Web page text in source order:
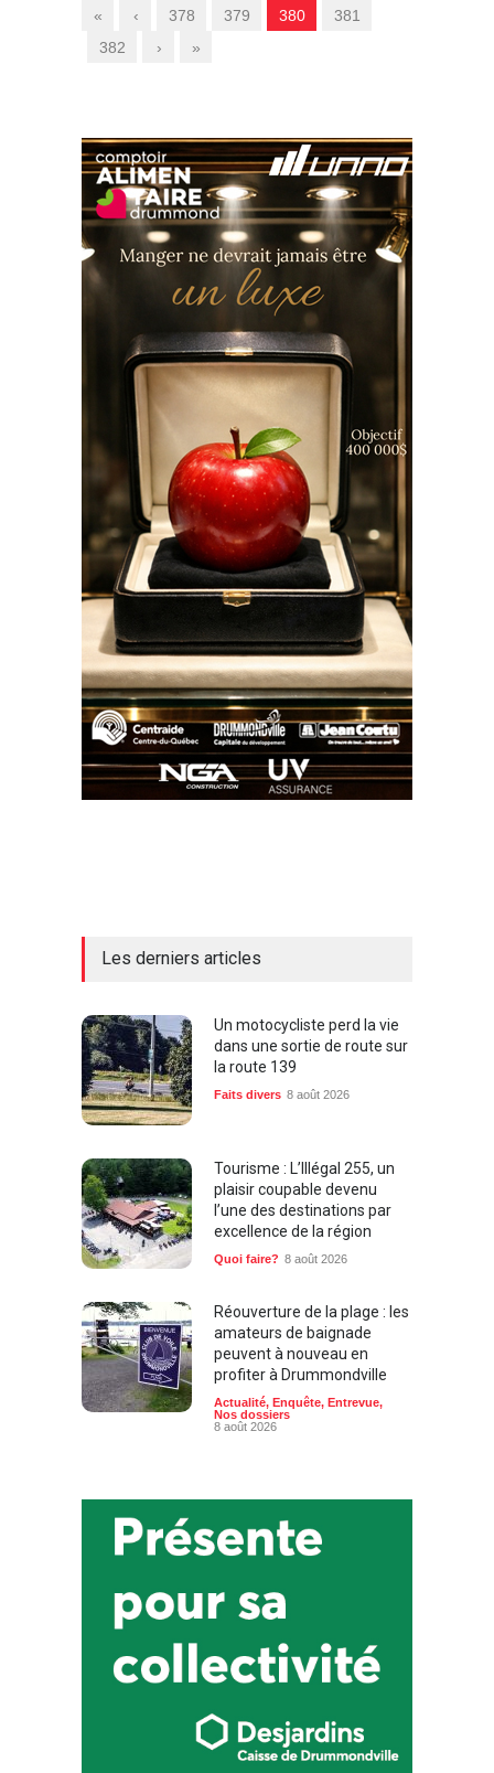
« ‹ 378 379 380
381
382
› »
Les derniers articles
Un motocycliste perd la vie
dans une sortie de route sur
la route 139
Faits divers 8 août 2026
Tourisme : L’Illégal 255, un
plaisir coupable devenu
l’une des destinations par
excellence de la région
Quoi faire? 8 août 2026
Réouverture de la plage : les
amateurs de baignade
peuvent à nouveau en
profiter à Drummondville
Actualité, Enquête, Entrevue,
Nos dossiers
8 août 2026